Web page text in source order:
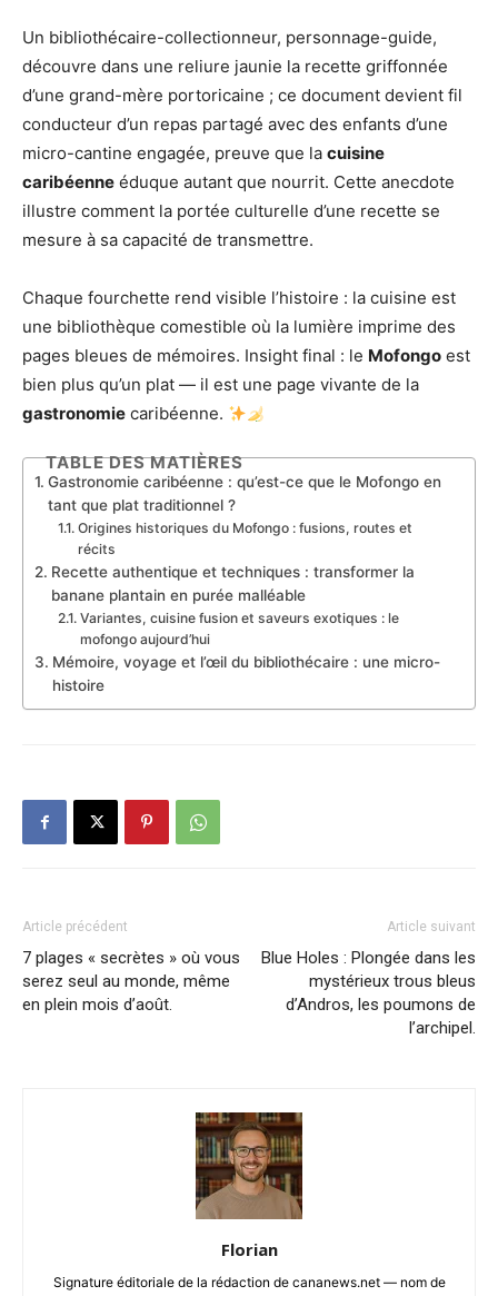
Un bibliothécaire-collectionneur, personnage-guide,
découvre dans une reliure jaunie la recette griffonnée
d’une grand-mère portoricaine ; ce document devient fil
conducteur d’un repas partagé avec des enfants d’une
micro-cantine engagée, preuve que la cuisine
caribéenne éduque autant que nourrit. Cette anecdote
illustre comment la portée culturelle d’une recette se
mesure à sa capacité de transmettre.
Chaque fourchette rend visible l’histoire : la cuisine est
une bibliothèque comestible où la lumière imprime des
pages bleues de mémoires. Insight final : le Mofongo est
bien plus qu’un plat — il est une page vivante de la
gastronomie caribéenne.
TABLE DES MATIÈRES
Gastronomie caribéenne : qu’est-ce que le Mofongo en
tant que plat traditionnel ?
Origines historiques du Mofongo : fusions, routes et
récits
Recette authentique et techniques : transformer la
banane plantain en purée malléable
Variantes, cuisine fusion et saveurs exotiques : le
mofongo aujourd’hui
Mémoire, voyage et l’œil du bibliothécaire : une micro-
histoire
Article précédent
7 plages « secrètes » où vous
serez seul au monde, même
en plein mois d’août.
Article suivant
Blue Holes : Plongée dans les
mystérieux trous bleus
d’Andros, les poumons de
l’archipel.
Florian
Signature éditoriale de la rédaction de cananews.net — nom de